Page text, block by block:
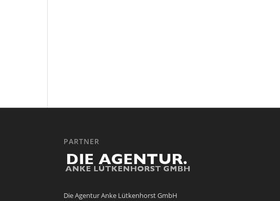
PARTNER
Die Agentur Anke Lütkenhorst GmbH